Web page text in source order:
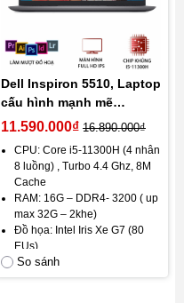
Dell Inspiron 5510, Laptop
cấu hình mạnh mẽ
chuyên đồ hoạ, văn
16G, SSD 512G, VGA Intel
Iris Xe G7, Màn 15.6 inch
Full HD IPS )
11.590.000₫ 16.890.000₫
CPU: Core i5-11300H (4 nhân
8 luồng) , Turbo 4.4 Ghz, 8M
Cache
RAM: 16G – DDR4- 3200 ( up
max 32G – 2khe)
Đồ họa: Intel Iris Xe G7 (80
EUs)
Lưu trữ: SSD 512GB NVMe
(max 1 ổ M.2)
So sánh